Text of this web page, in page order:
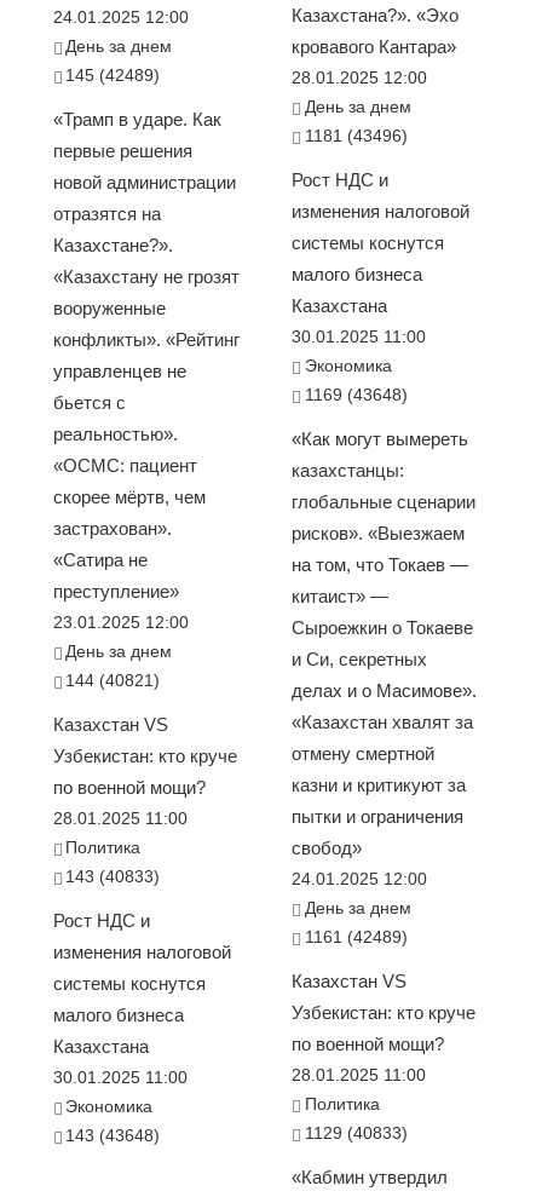
24.01.2025 12:00
День за днем
145 (42489)
«Трамп в ударе. Как
первые решения
новой администрации
отразятся на
Казахстане?».
«Казахстану не грозят
вооруженные
конфликты». «Рейтинг
управленцев не
бьется с
реальностью».
«ОСМС: пациент
скорее мёртв, чем
застрахован».
«Сатира не
преступление»
23.01.2025 12:00
День за днем
144 (40821)
Казахстан VS
Узбекистан: кто круче
по военной мощи?
28.01.2025 11:00
Политика
143 (40833)
Рост НДС и
изменения налоговой
системы коснутся
малого бизнеса
Казахстана
30.01.2025 11:00
Экономика
143 (43648)
Казахстана?». «Эхо
кровавого Кантара»
28.01.2025 12:00
День за днем
1181 (43496)
Рост НДС и
изменения налоговой
системы коснутся
малого бизнеса
Казахстана
30.01.2025 11:00
Экономика
1169 (43648)
«Как могут вымереть
казахстанцы:
глобальные сценарии
рисков». «Выезжаем
на том, что Токаев —
китаист» —
Сыроежкин о Токаеве
и Си, секретных
делах и о Масимове».
«Казахстан хвалят за
отмену смертной
казни и критикуют за
пытки и ограничения
свобод»
24.01.2025 12:00
День за днем
1161 (42489)
Казахстан VS
Узбекистан: кто круче
по военной мощи?
28.01.2025 11:00
Политика
1129 (40833)
«Кабмин утвердил